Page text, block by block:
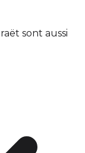
sont aussi